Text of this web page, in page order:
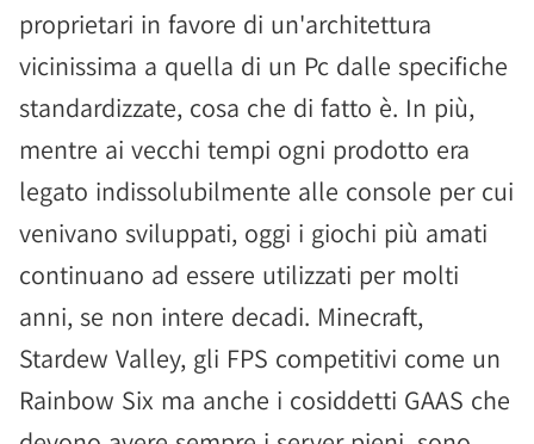
proprietari in favore di un'architettura
vicinissima a quella di un Pc dalle specifiche
standardizzate, cosa che di fatto è. In più,
mentre ai vecchi tempi ogni prodotto era
legato indissolubilmente alle console per cui
venivano sviluppati, oggi i giochi più amati
continuano ad essere utilizzati per molti
anni, se non intere decadi. Minecraft,
Stardew Valley, gli FPS competitivi come un
Rainbow Six ma anche i cosiddetti GAAS che